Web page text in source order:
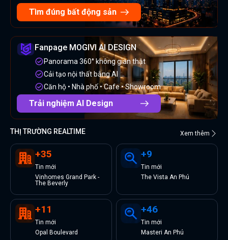
Tìm đúng bất động sản
Fanpage MOGIVI AI DESIGN
Panorama 360° không gian thật
Cải tạo nội thất bằng AI
Căn hộ • Nhà phố • Cafe • Showroom
Trải nghiệm AI Design
THỊ TRƯỜNG REALTIME Xem thêm
+35
Tin mới
Vinhomes Grand Park -
The Beverly
+9
Tin mới
The Vista An Phú
+11
Tin mới
Opal Boulevard
+46
Tin mới
Masteri An Phú